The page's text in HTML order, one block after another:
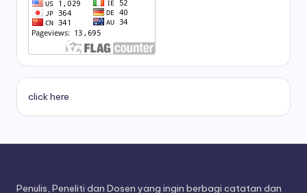
click here
Penulis, Peneliti dan Dosen yang ingin berbagi catatan dan